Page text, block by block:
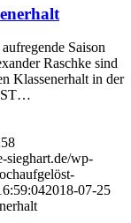
Saison
Raschke sind
Klassenerhalt in der
sieghart.de/wp-
2018-07-25